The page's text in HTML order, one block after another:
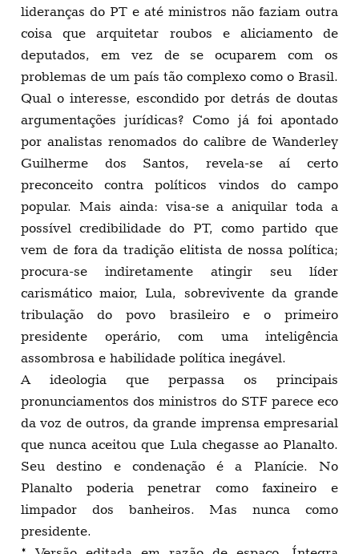
lideranças do PT e até ministros não faziam outra
coisa que arquitetar roubos e aliciamento de
deputados, em vez de se ocuparem com os
problemas de um país tão complexo como o Brasil.
Qual o interesse, escondido por detrás de doutas
argumentações jurídicas? Como já foi apontado
por analistas renomados do calibre de Wanderley
Guilherme dos Santos, revela-se aí certo
preconceito contra políticos vindos do campo
popular. Mais ainda: visa-se a aniquilar toda a
possível credibilidade do PT, como partido que
vem de fora da tradição elitista de nossa política;
procura-se indiretamente atingir seu líder
carismático maior, Lula, sobrevivente da grande
tribulação do povo brasileiro e o primeiro
presidente operário, com uma inteligência
assombrosa e habilidade política inegável.
A ideologia que perpassa os principais
pronunciamentos dos ministros do STF parece eco
da voz de outros, da grande imprensa empresarial
que nunca aceitou que Lula chegasse ao Planalto.
Seu destino e condenação é a Planície. No
Planalto poderia penetrar como faxineiro e
limpador dos banheiros. Mas nunca como
presidente.